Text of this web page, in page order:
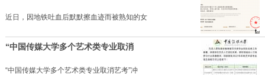
近日，因地铁吐血后默默擦血迹而被熟知的女
“中国传媒大学多个艺术类专业取消
“中国传媒大学多个艺术类专业取消艺考”冲